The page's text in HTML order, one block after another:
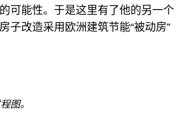
可能性。于是这里有了他的另一个
子改造采用欧洲建筑节能“被动房”
图。